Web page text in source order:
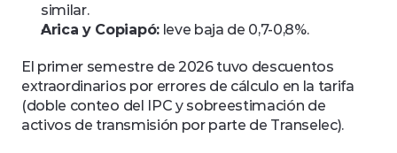
similar.
Arica y Copiapó: leve baja de 0,7-0,8%.
El primer semestre de 2026 tuvo descuentos
extraordinarios por errores de cálculo en la tarifa
(doble conteo del IPC y sobreestimación de
activos de transmisión por parte de Transelec).